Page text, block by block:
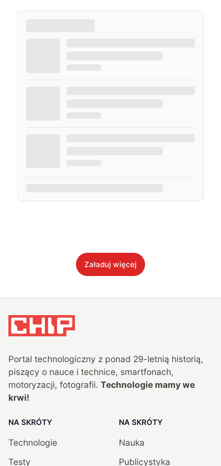
Załaduj więcej
Portal technologiczny z ponad 29-letnią historią,
piszący o nauce i technice, smartfonach,
motoryzacji, fotografii. Technologie mamy we
krwi!
NA SKRÓTY
Technologie
Testy
NA SKRÓTY
Nauka
Publicystyka